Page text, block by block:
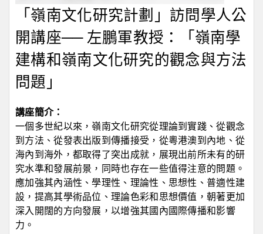
「嶺南文化研究計劃」訪問學人公
開講座── 左鵬軍教授：「嶺南學
建構和嶺南文化研究的觀念與方法
問題」
講座簡介：
一個多世紀以來，嶺南文化研究從理論到實踐、從觀念
到方法、從發表出版到傳播接受，從粵港澳到內地、從
海內到海外，都取得了突出成就，展現出前所未有的研
究水準和發展前景，同時也存在一些值得注意的問題。
應加強其內涵性、學理性、理論性、思想性、普適性建
設，提高其學術品位、理論色彩和思想價值，朝著更加
深入開闊的方向發展，以增強其國內國際傳播和影響
力。